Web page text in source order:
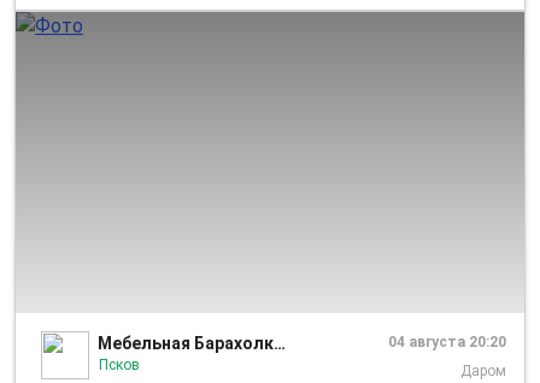
Мебельная Барахолка Псков
Псков
04 августа 20:20
Даром